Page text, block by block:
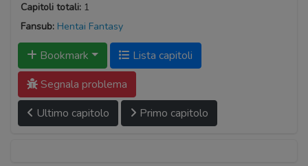
Capitoli totali: 1
Fansub: Hentai Fantasy
Bookmark
Lista capitoli
Segnala problema
Ultimo capitolo
Primo capitolo